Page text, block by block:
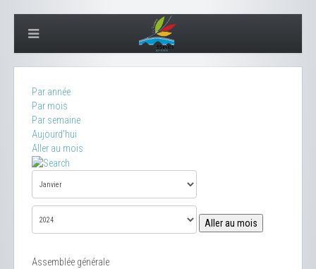
Par année
Par mois
Par semaine
Aujourd'hui
Aller au mois
Aller au mois
Assemblée générale